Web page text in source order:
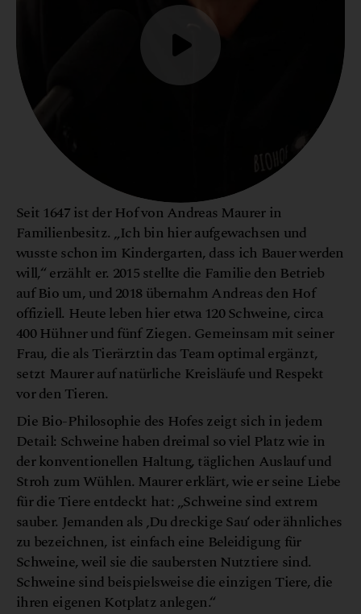
Seit 1647 ist der Hof von Andreas Maurer in
Familienbesitz. „Ich bin hier aufgewachsen und
wusste schon im Kindergarten, dass ich Bauer werden
will,“ erzählt er. 2015 stellte die Familie den Betrieb
auf Bio um, und 2018 übernahm Andreas den Hof
offiziell. Heute leben hier etwa 120 Schweine, circa
400 Hühner und fünf Ziegen. Gemeinsam mit seiner
Frau, die als Tierärztin das Team optimal ergänzt,
setzt Maurer auf natürliche Kreisläufe und Respekt
vor den Tieren.
Die Bio-Philosophie des Hofes zeigt sich in jedem
Detail: Schweine haben dreimal so viel Platz wie in
der konventionellen Haltung, täglichen Auslauf und
Stroh zum Wühlen. Maurer erklärt, wie er seine Liebe
für die Tiere entdeckt hat: „Schweine sind extrem
sauber. Jemanden als ‚Du dreckige Sau‘ oder ähnliches
zu bezeichnen, ist einfach eine Beleidigung für
Schweine, weil sie die saubersten Nutztiere sind.
Schweine sind beispielsweise die einzigen Tiere, die
ihren eigenen Kotplatz anlegen.“